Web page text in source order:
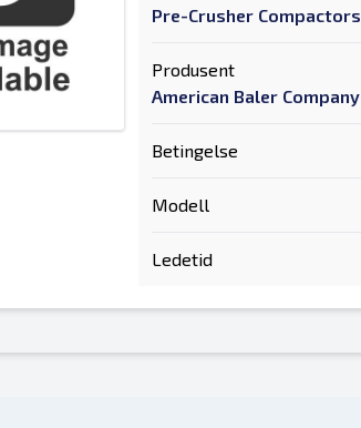
Pre-Crusher Compactors
Produsent
American Baler Company
Betingelse
Modell
Ledetid